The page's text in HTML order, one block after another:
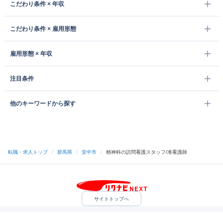
こだわり条件 × 年収
こだわり条件 × 雇用形態
雇用形態 × 年収
注目条件
他のキーワードから探す
転職・求人トップ / 群馬県 / 安中市 / 精神科の訪問看護スタッフ/准看護師
サイトトップへ